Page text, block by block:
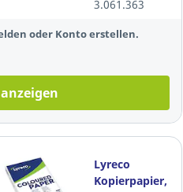
500Bl
3.061.363
oder Konto erstellen.
Lyreco
Kopierpapier,